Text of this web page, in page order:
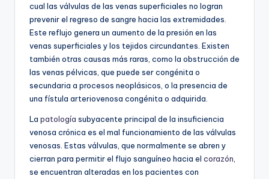
cual las válvulas de las venas superficiales no logran
prevenir el regreso de sangre hacia las extremidades.
Este reflujo genera un aumento de la presión en las
venas superficiales y los tejidos circundantes. Existen
también otras causas más raras, como la obstrucción de
las venas pélvicas, que puede ser congénita o
secundaria a procesos neoplásicos, o la presencia de
una fístula arteriovenosa congénita o adquirida.
La patología subyacente principal de la insuficiencia
venosa crónica es el mal funcionamiento de las válvulas
venosas. Estas válvulas, que normalmente se abren y
cierran para permitir el flujo sanguíneo hacia el corazón
se encuentran alteradas en los pacientes con